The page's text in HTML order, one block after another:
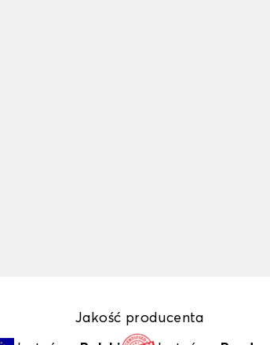
Jakość producenta